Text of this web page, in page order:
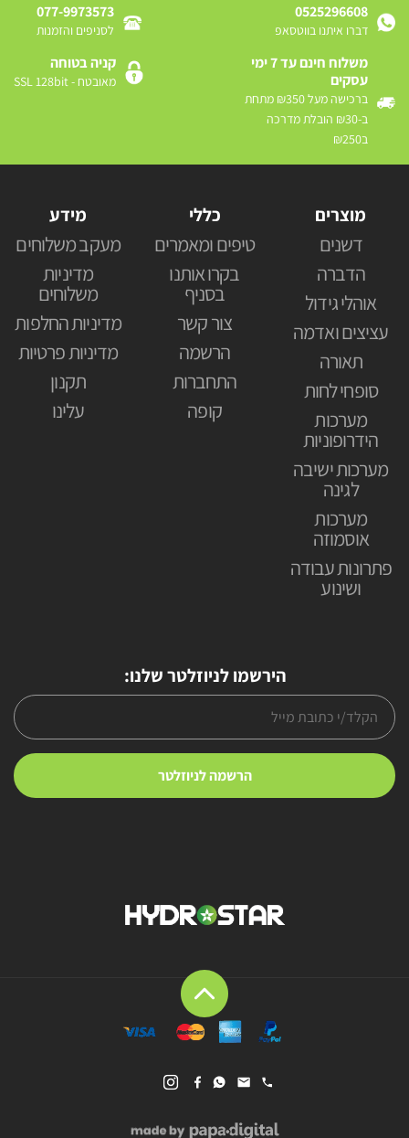
0525296608
דברו איתנו בווטסאפ
077-9973573
לסניפים והזמנות
משלוח חינם עד 7 ימי
עסקים
ברכישה מעל ₪350 מתחת
ב-₪30 הובלת מדרכה
ב₪250
קניה בטוחה
מאובטח - SSL 128bit
מוצרים
דשנים
הדברה
אוהלי גידול
עציצים ואדמה
תאורה
סופחי לחות
מערכות
הידרופוניות
מערכות ישיבה
לגינה
מערכות
אוסמוזה
פתרונות עבודה
ושינוע
כללי
טיפים ומאמרים
בקרו אותנו
בסניף
צור קשר
הרשמה
התחברות
קופה
מידע
מעקב משלוחים
מדיניות
משלוחים
מדיניות החלפות
מדיניות פרטיות
תקנון
עלינו
הירשמו לניוזלטר שלנו: